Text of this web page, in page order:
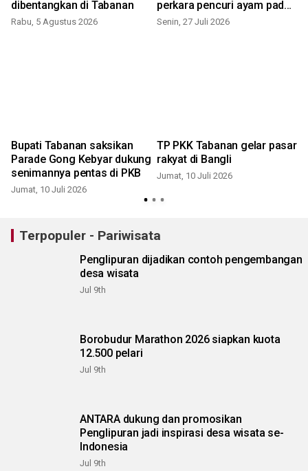
dibentangkan di Tabanan
Rabu, 5 Agustus 2026
perkara pencuri ayam pada
hukum
Senin, 27 Juli 2026
Bupati Tabanan saksikan
Parade Gong Kebyar dukung
senimannya pentas di PKB
Jumat, 10 Juli 2026
TP PKK Tabanan gelar pasar
rakyat di Bangli
Jumat, 10 Juli 2026
Terpopuler - Pariwisata
Penglipuran dijadikan contoh pengembangan
desa wisata
Jul 9th
Borobudur Marathon 2026 siapkan kuota
12.500 pelari
Jul 9th
ANTARA dukung dan promosikan
Penglipuran jadi inspirasi desa wisata se-
Indonesia
Jul 9th